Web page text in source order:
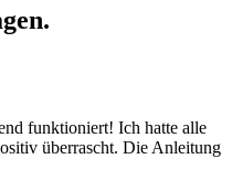
funktioniert! Ich hatte alle
überrascht. Die Anleitung